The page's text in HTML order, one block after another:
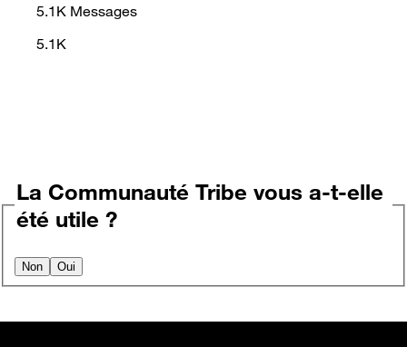
5.1K Messages
5.1K
La Communauté Tribe vous a-t-elle
été utile ?
Non Oui